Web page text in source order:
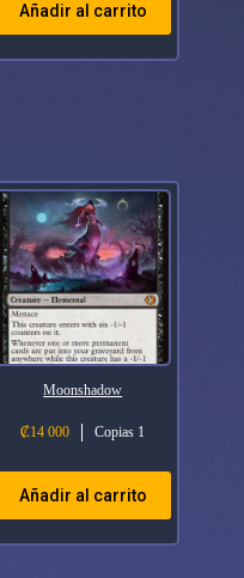
Añadir al carrito
Moonshadow
₡14 000 Copias 1
Añadir al carrito